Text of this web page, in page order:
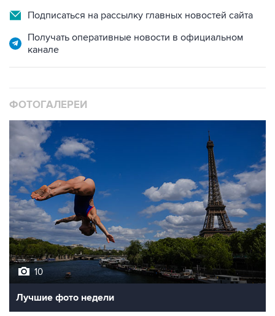
Подписаться на рассылку главных новостей сайта
Получать оперативные новости в официальном
канале
ФОТОГАЛЕРЕИ
10
Лучшие фото недели